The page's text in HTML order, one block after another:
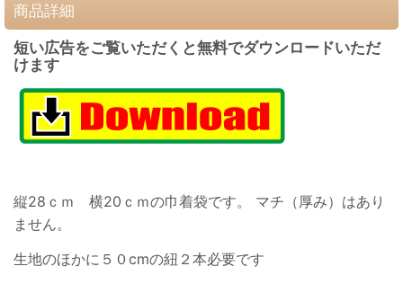
商品詳細
短い広告をご覧いただくと無料でダウンロードいただ
けます
縦28ｃｍ 横20ｃｍの巾着袋です。 マチ（厚み）はあり
ません。
生地のほかに５０cmの紐２本必要です